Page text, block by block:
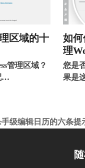
区域的十
管理区域？
…
如
理
您是
果是
级编辑日历的六条提